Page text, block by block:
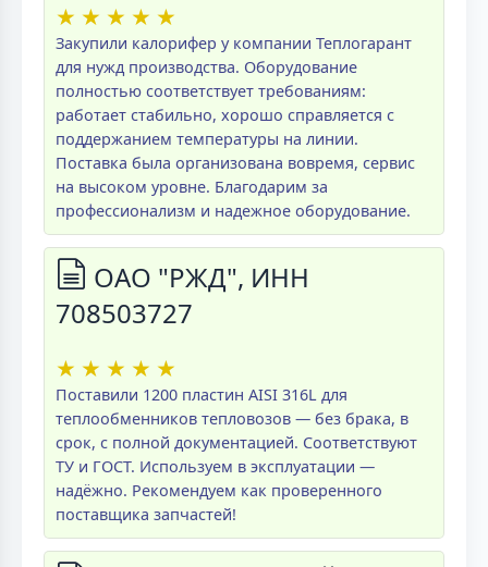
★ ★ ★ ★ ★
Закупили калорифер у компании Теплогарант
для нужд производства. Оборудование
полностью соответствует требованиям:
работает стабильно, хорошо справляется с
поддержанием температуры на линии.
Поставка была организована вовремя, сервис
на высоком уровне. Благодарим за
профессионализм и надежное оборудование.
ОАО "РЖД", ИНН
708503727
★ ★ ★ ★ ★
Поставили 1200 пластин AISI 316L для
теплообменников тепловозов — без брака, в
срок, с полной документацией. Соответствуют
ТУ и ГОСТ. Используем в эксплуатации —
надёжно. Рекомендуем как проверенного
поставщика запчастей!